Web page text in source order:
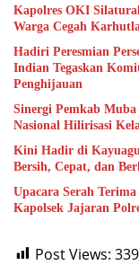
Kapolres OKI
Warga Cegah
Hadiri Peresmian
Indian Tegaskan
Penghijauan
Sinergi Pemkab
Nasional Hilirisasi
Kini Hadir di
Bersih, Cepat, dan
Upacara Serah
Kapolsek Jajaran
Post Views: 339